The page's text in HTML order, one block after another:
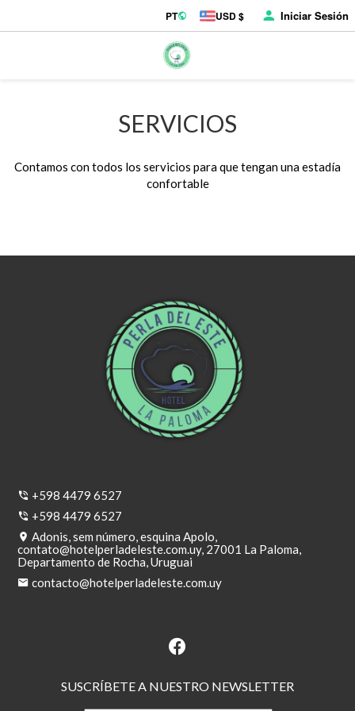
PT USD $ Iniciar Sesión
SERVICIOS
Contamos con todos los servicios para que tengan una estadía
confortable
+598 4479 6527
+598 4479 6527
Adonis, sem número, esquina Apolo,
contato@hotelperladeleste.com.uy, 27001 La Paloma,
Departamento de Rocha, Uruguai
contacto@hotelperladeleste.com.uy
SUSCRÍBETE A NUESTRO NEWSLETTER